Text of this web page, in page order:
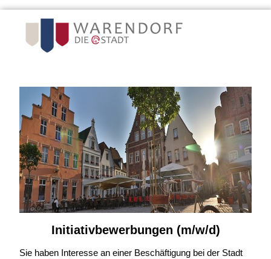
Initiativbewerbungen (m/w/d)
Sie haben Interesse an einer Beschäftigung bei der Stadt